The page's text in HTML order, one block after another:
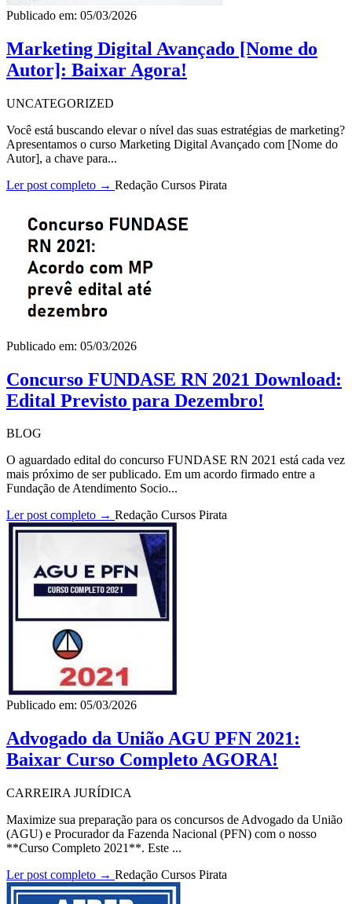
Publicado em: 05/03/2026
Marketing Digital Avançado [Nome do
Autor]: Baixar Agora!
UNCATEGORIZED
Você está buscando elevar o nível das suas estratégias de marketing?
Apresentamos o curso Marketing Digital Avançado com [Nome do
Autor], a chave para...
Ler post completo → Redação Cursos Pirata
Publicado em: 05/03/2026
Concurso FUNDASE RN 2021 Download:
Edital Previsto para Dezembro!
BLOG
O aguardado edital do concurso FUNDASE RN 2021 está cada vez
mais próximo de ser publicado. Em um acordo firmado entre a
Fundação de Atendimento Socio...
Ler post completo → Redação Cursos Pirata
Publicado em: 05/03/2026
Advogado da União AGU PFN 2021:
Baixar Curso Completo AGORA!
CARREIRA JURÍDICA
Maximize sua preparação para os concursos de Advogado da União
(AGU) e Procurador da Fazenda Nacional (PFN) com o nosso
**Curso Completo 2021**. Este ...
Ler post completo → Redação Cursos Pirata